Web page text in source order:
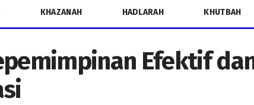
KHAZANAH HADLARAH KHUTBAH
Efektif